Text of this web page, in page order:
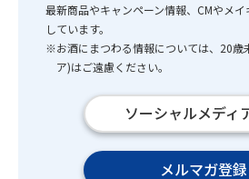
最新商品やキャンペーン情報、CMやメ
しています。
※お酒にまつわる情報については、20歳
ア)はご遠慮ください。
ソーシャルメディ
メルマガ登録